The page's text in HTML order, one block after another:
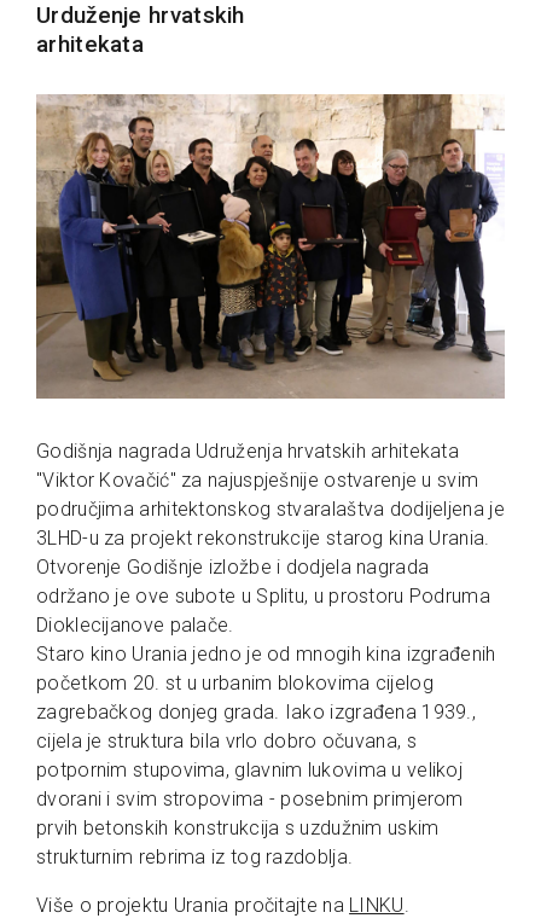
Urduženje hrvatskih
arhitekata
Godišnja nagrada Udruženja hrvatskih arhitekata
"Viktor Kovačić" za najuspješnije ostvarenje u svim
područjima arhitektonskog stvaralaštva dodijeljena je
3LHD-u za projekt rekonstrukcije starog kina Urania.
Otvorenje Godišnje izložbe i dodjela nagrada
održano je ove subote u Splitu, u prostoru Podruma
Dioklecijanove palače.
Staro kino Urania jedno je od mnogih kina izgrađenih
početkom 20. st u urbanim blokovima cijelog
zagrebačkog donjeg grada. Iako izgrađena 1939.,
cijela je struktura bila vrlo dobro očuvana, s
potpornim stupovima, glavnim lukovima u velikoj
dvorani i svim stropovima - posebnim primjerom
prvih betonskih konstrukcija s uzdužnim uskim
strukturnim rebrima iz tog razdoblja.
Više o projektu Urania pročitajte na LINKU